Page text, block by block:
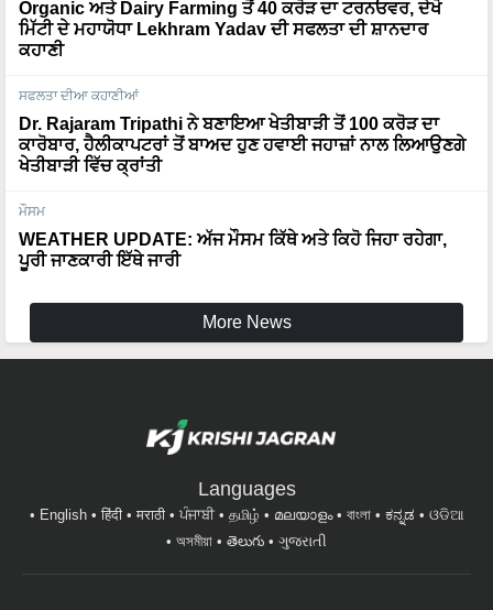
Organic ਅਤੇ Dairy Farming ਤੋਂ 40 ਕਰੋੜ ਦਾ ਟਰਨਓਵਰ, ਦੇਖੋ
ਮਿੱਟੀ ਦੇ ਮਹਾਯੋਧਾ Lekhram Yadav ਦੀ ਸਫਲਤਾ ਦੀ ਸ਼ਾਨਦਾਰ
ਕਹਾਣੀ
ਸਫਲਤਾ ਦੀਆ ਕਹਾਣੀਆਂ
Dr. Rajaram Tripathi ਨੇ ਬਣਾਇਆ ਖੇਤੀਬਾੜੀ ਤੋਂ 100 ਕਰੋੜ ਦਾ
ਕਾਰੋਬਾਰ, ਹੈਲੀਕਾਪਟਰਾਂ ਤੋਂ ਬਾਅਦ ਹੁਣ ਹਵਾਈ ਜਹਾਜ਼ਾਂ ਨਾਲ ਲਿਆਉਣਗੇ
ਖੇਤੀਬਾੜੀ ਵਿੱਚ ਕ੍ਰਾਂਤੀ
ਮੌਸਮ
WEATHER UPDATE: ਅੱਜ ਮੌਸਮ ਕਿੱਥੇ ਅਤੇ ਕਿਹੋ ਜਿਹਾ ਰਹੇਗਾ,
ਪੂਰੀ ਜਾਣਕਾਰੀ ਇੱਥੇ ਜਾਰੀ
More News
Languages
English हिंदी मराठी ਪੰਜਾਬੀ தமிழ் മലയാളം বাংলা ಕನ್ನಡ
ଓଡିଆ
অসমীয়া
తెలుగు ગુજરાતી